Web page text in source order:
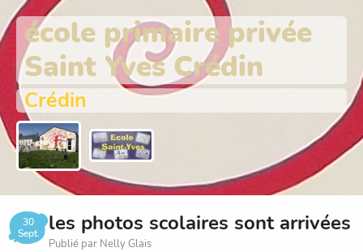
école primaire privée
Saint Yves Crédin
Crédin
30
Sept.
les photos scolaires sont arrivées
Publié par Nelly Glais